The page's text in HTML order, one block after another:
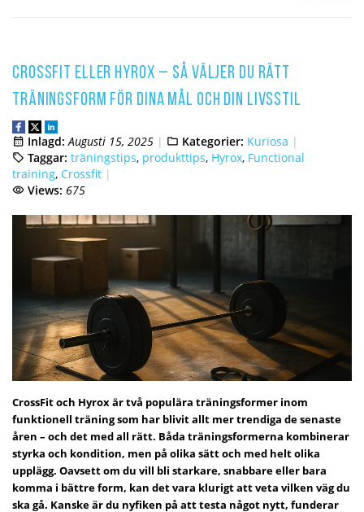
CrossFit eller Hyrox – så väljer du rätt
träningsform för dina mål och din livsstil
Inlagd: Augusti 15, 2025 Kategorier: Kuriosa
Taggar: träningstips, produkttips, Hyrox, Functional
training, Crossfit
Views: 675
CrossFit och Hyrox är två populära träningsformer inom
funktionell träning som har blivit allt mer trendiga de senaste
åren – och det med all rätt. Båda träningsformerna kombinerar
styrka och kondition, men på olika sätt och med helt olika
upplägg. Oavsett om du vill bli starkare, snabbare eller bara
komma i bättre form, kan det vara klurigt att veta vilken väg du
ska gå. Kanske är du nyfiken på att testa något nytt, funderar